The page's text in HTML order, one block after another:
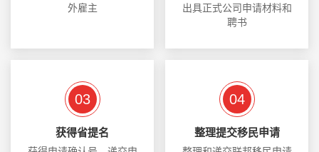
外雇主
出具正式公司申请材料和
聘书
03
获得省提名
04
整理提交移民申请